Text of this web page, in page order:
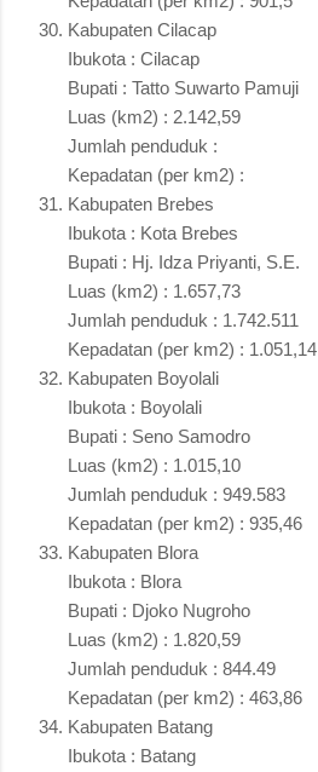
Kabupaten Cilacap
Ibukota : Cilacap
Bupati : Tatto Suwarto Pamuji
Luas (km2) : 2.142,59
Jumlah penduduk :
Kepadatan (per km2) :
Kabupaten Brebes
Ibukota : Kota Brebes
Bupati : Hj. Idza Priyanti, S.E.
Luas (km2) : 1.657,73
Jumlah penduduk : 1.742.511
Kepadatan (per km2) : 1.051,14
Kabupaten Boyolali
Ibukota : Boyolali
Bupati : Seno Samodro
Luas (km2) : 1.015,10
Jumlah penduduk : 949.583
Kepadatan (per km2) : 935,46
Kabupaten Blora
Ibukota : Blora
Bupati : Djoko Nugroho
Luas (km2) : 1.820,59
Jumlah penduduk : 844.49
Kepadatan (per km2) : 463,86
Kabupaten Batang
Ibukota : Batang